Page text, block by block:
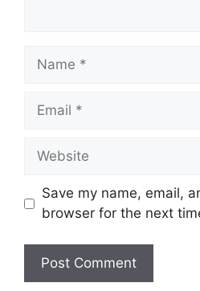
Name
Email
Website
Save my name, email,
browser for the next